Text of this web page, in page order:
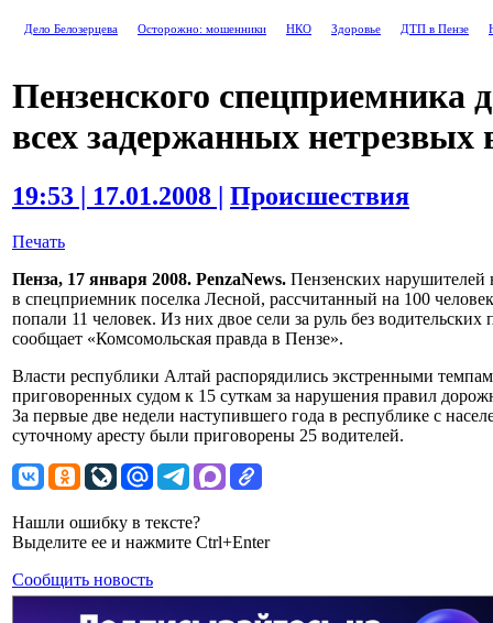
Дело Белозерцева Осторожно: мошенники НКО Здоровье ДТП в Пензе
Пензенского спецприемника
всех задержанных нетрезвых
19:53 | 17.01.2008 | Происшествия
Печать
Пенза, 17 января 2008. PenzaNews. Пензенских
в спецприемник поселка Лесной, рассчитанный на 100
попали 11 человек. Из них двое сели за руль без
сообщает «Комсомольская правда в Пензе».
Власти республики Алтай распорядились экстренными
приговоренных судом к 15 суткам за нарушения правил
За первые две недели наступившего года в республике с
суточному аресту были приговорены 25 водителей.
Нашли ошибку в тексте?
Выделите ее и нажмите Ctrl+Enter
Сообщить новость